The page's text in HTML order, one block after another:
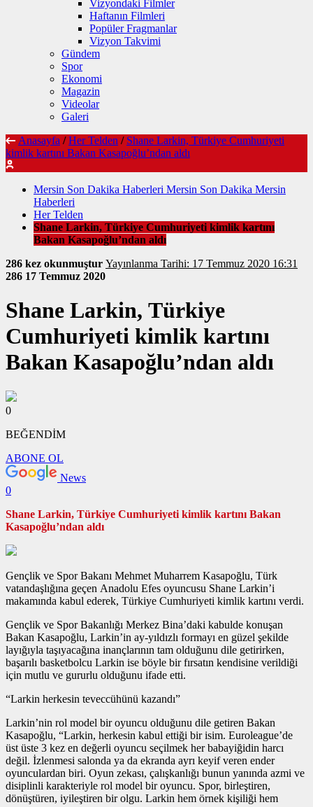
Vizyondaki Filmler
Haftanın Filmleri
Popüler Fragmanlar
Vizyon Takvimi
Gündem
Spor
Ekonomi
Magazin
Videolar
Galeri
Anasayfa / Her Telden / Shane Larkin, Türkiye Cumhuriyeti
kimlik kartını Bakan Kasapoğlu’ndan aldı
Mersin Son Dakika Haberleri Mersin Son Dakika Mersin
Haberleri
Her Telden
Shane Larkin, Türkiye Cumhuriyeti kimlik kartını
Bakan Kasapoğlu’ndan aldı
286 kez okunmuştur
Yayınlanma Tarihi: 17 Temmuz 2020 16:31
286 17 Temmuz 2020
Shane Larkin, Türkiye
Cumhuriyeti kimlik kartını
Bakan Kasapoğlu’ndan aldı
0
BEĞENDİM
ABONE OL
News
0
Shane Larkin, Türkiye Cumhuriyeti kimlik kartını Bakan
Kasapoğlu’ndan aldı
Gençlik ve Spor Bakanı Mehmet Muharrem Kasapoğlu, Türk
vatandaşlığına geçen Anadolu Efes oyuncusu Shane Larkin’i
makamında kabul ederek, Türkiye Cumhuriyeti kimlik kartını verdi.
Gençlik ve Spor Bakanlığı Merkez Bina’daki kabulde konuşan
Bakan Kasapoğlu, Larkin’in ay-yıldızlı formayı en güzel şekilde
layığıyla taşıyacağına inançlarının tam olduğunu dile getirirken,
başarılı basketbolcu Larkin ise böyle bir fırsatın kendisine verildiği
için mutlu ve gururlu olduğunu ifade etti.
“Larkin herkesin teveccühünü kazandı”
Larkin’nin rol model bir oyuncu olduğunu dile getiren Bakan
Kasapoğlu, “Larkin, herkesin kabul ettiği bir isim. Euroleague’de
üst üste 3 kez en değerli oyuncu seçilmek her babayiğidin harcı
değil. İzlenmesi salonda ya da ekranda ayrı keyif veren ender
oyunculardan biri. Oyun zekası, çalışkanlığı bunun yanında azmi ve
disiplinli karakteriyle rol model bir oyuncu. Spor, birleştiren,
dönüştüren, iyileştiren bir olgu. Larkin hem örnek kişiliği hem